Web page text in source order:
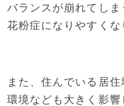
バランスが崩れてしま
花粉症になりやすくな
また、住んでいる居住
環境なども大きく影響